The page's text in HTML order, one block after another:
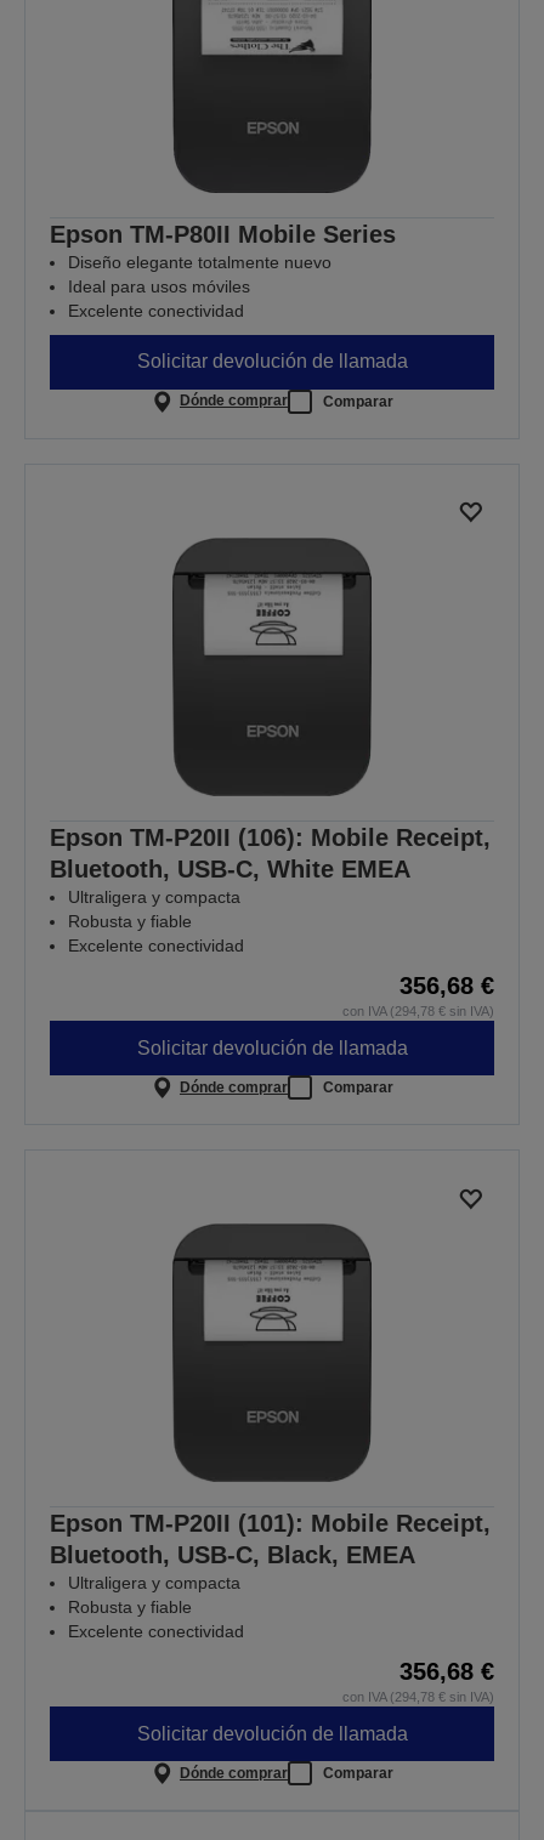
Epson TM-P80II Mobile Series
Diseño elegante totalmente nuevo
Ideal para usos móviles
Excelente conectividad
Solicitar devolución de llamada
Dónde comprar Comparar
Epson TM-P20II (106): Mobile Receipt,
Bluetooth, USB-C, White EMEA
Ultraligera y compacta
Robusta y fiable
Excelente conectividad
356,68 €
con IVA (294,78 € sin IVA)
Solicitar devolución de llamada
Dónde comprar Comparar
Epson TM-P20II (101): Mobile Receipt,
Bluetooth, USB-C, Black, EMEA
Ultraligera y compacta
Robusta y fiable
Excelente conectividad
356,68 €
con IVA (294,78 € sin IVA)
Solicitar devolución de llamada
Dónde comprar Comparar